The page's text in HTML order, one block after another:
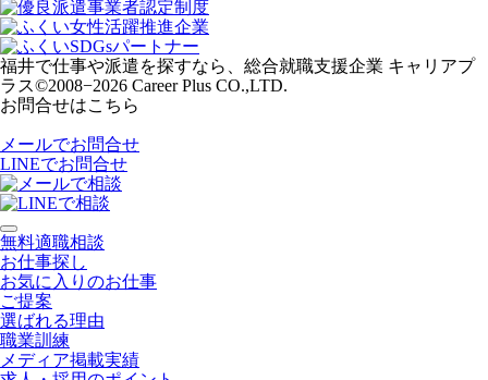
福井で仕事や派遣を探すなら、総合就職支援企業 キャリアプ
ラス©2008−2026 Career Plus CO.,LTD.
お問合せはこちら
メールでお問合せ
LINEでお問合せ
無料適職相談
お仕事探し
お気に入りのお仕事
ご提案
選ばれる理由
職業訓練
メディア掲載実績